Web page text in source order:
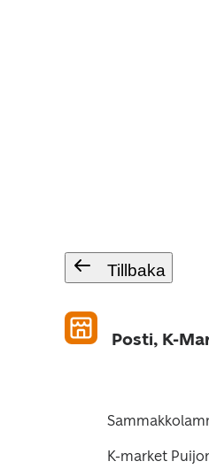
Tillbaka
Posti, K-
K-market